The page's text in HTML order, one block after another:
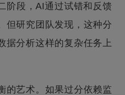
阶段，AI通过试错和反馈
但研究团队发现，这种分
据分析这样的复杂任务上
的艺术。如果过分依赖监